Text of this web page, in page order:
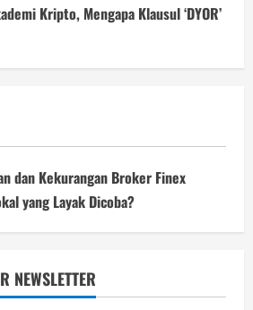
Kripto, Mengapa Klausul ‘DYOR’
dan Kekurangan Broker Finex
yang Layak Dicoba?
NEWSLETTER